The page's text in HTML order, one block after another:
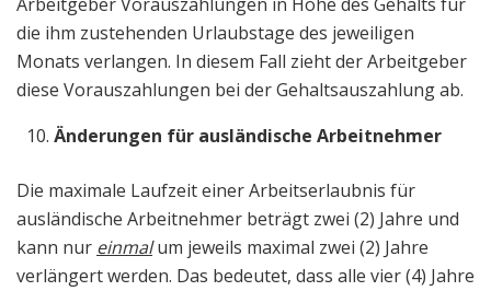
Arbeitgeber Vorauszahlungen in Höhe des Gehalts für
die ihm zustehenden Urlaubstage des jeweiligen
Monats verlangen. In diesem Fall zieht der Arbeitgeber
diese Vorauszahlungen bei der Gehaltsauszahlung ab.
Änderungen für ausländische Arbeitnehmer
Die maximale Laufzeit einer Arbeitserlaubnis für
ausländische Arbeitnehmer beträgt zwei (2) Jahre und
kann nur einmalum jeweils maximal zwei (2) Jahre
verlängert werden. Das bedeutet, dass alle vier (4) Jahre